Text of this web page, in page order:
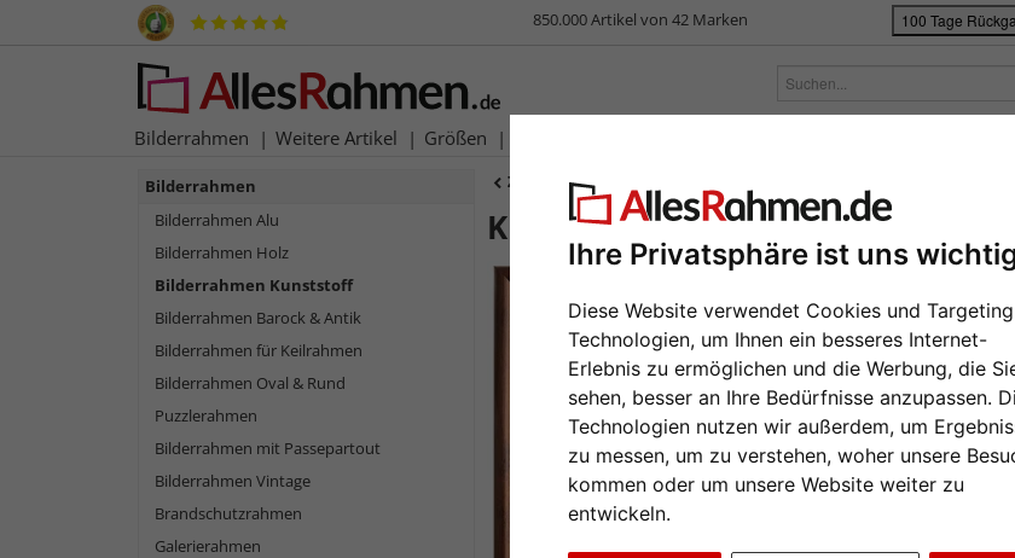
Ihre Privatsphäre ist uns
Diese Website verwendet Cookies und Targeting
Technologien, um Ihnen ein besseres Internet-
Erlebnis zu ermöglichen und die Werbung, die
sehen, besser an Ihre Bedürfnisse anzupassen.
Technologien nutzen wir außerdem, um
zu messen, um zu verstehen, woher unsere
kommen oder um unsere Website weiter zu
entwickeln.
850.000 Artikel von 42 Marken 100 Tage
Bilderrahmen Weitere Artikel Größen
Zurück |Bilderrahmen-Shop
Kunststoff-Bilderrahmen
Bilderrahmen
Bilderrahmen Alu
Bilderrahmen Holz
Bilderrahmen Kunststoff
Bilderrahmen Barock & Antik
Bilderrahmen für Keilrahmen
Bilderrahmen Oval & Rund
Puzzlerahmen
Bilderrahmen mit Passepartout
Bilderrahmen Vintage
Brandschutzrahmen
Galerierahmen